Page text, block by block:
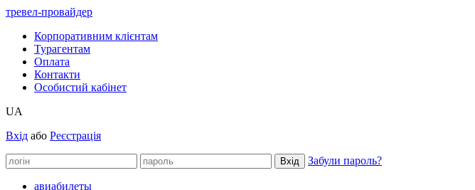
тревел-провайдер
Корпоративним клієнтам
Турагентам
Оплата
Контакти
Особистий кабінет
UA
Вхід або Реєстрація
Забули пароль?
авиабилеты